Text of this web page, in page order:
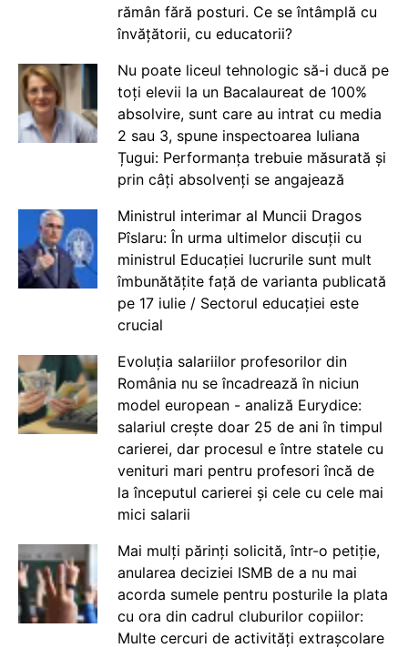
rămân fără posturi. Ce se întâmplă cu
învățătorii, cu educatorii?
Nu poate liceul tehnologic să-i ducă pe
toți elevii la un Bacalaureat de 100%
absolvire, sunt care au intrat cu media
2 sau 3, spune inspectoarea Iuliana
Țugui: Performanța trebuie măsurată și
prin câți absolvenți se angajează
Ministrul interimar al Muncii Dragos
Pîslaru: În urma ultimelor discuții cu
ministrul Educației lucrurile sunt mult
îmbunătățite față de varianta publicată
pe 17 iulie / Sectorul educației este
crucial
Evoluția salariilor profesorilor din
România nu se încadrează în niciun
model european - analiză Eurydice:
salariul crește doar 25 de ani în timpul
carierei, dar procesul e între statele cu
venituri mari pentru profesori încă de
la începutul carierei și cele cu cele mai
mici salarii
Mai mulți părinți solicită, într-o petiție,
anularea deciziei ISMB de a nu mai
acorda sumele pentru posturile la plata
cu ora din cadrul cluburilor copiilor:
Multe cercuri de activități extrașcolare